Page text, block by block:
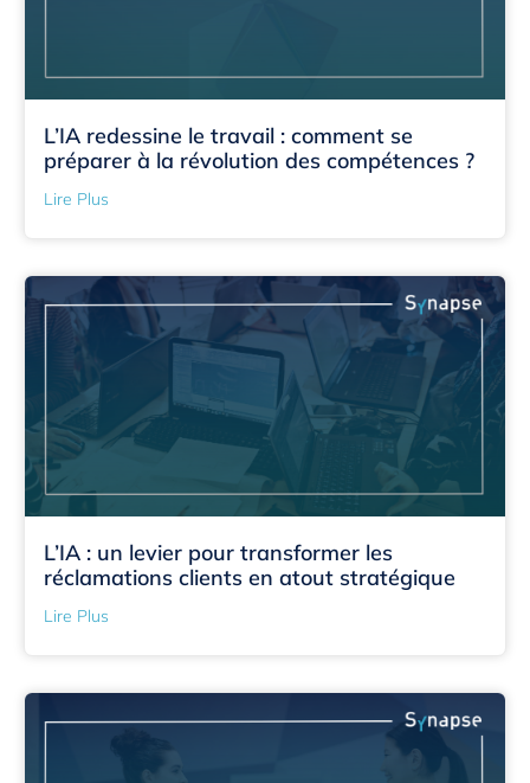
L’IA redessine le travail : comment se
préparer à la révolution des compétences ?
Lire Plus
L’IA : un levier pour transformer les
réclamations clients en atout stratégique
Lire Plus